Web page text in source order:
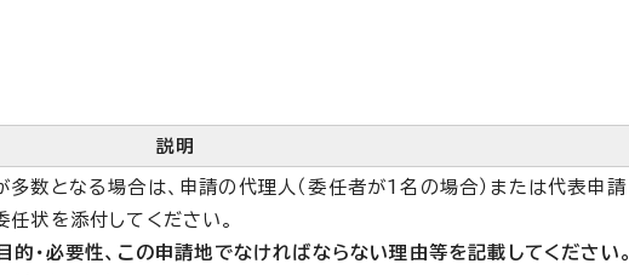
説明
多数となる場合は、申請の代理人（委任者が1名の場合）または代表申請
任状を添付してください。
的・必要性、この申請地でなければならない理由等を記載してください。